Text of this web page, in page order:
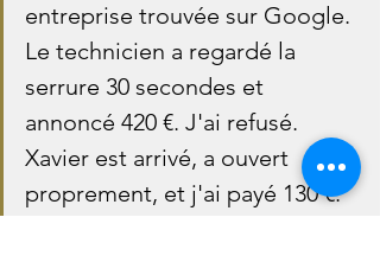
entreprise trouvée sur Google.
Le technicien a regardé la
serrure 30 secondes et
annoncé 420 €. J'ai refusé.
Xavier est arrivé, a ouvert
proprement, et j'ai payé 130 €.